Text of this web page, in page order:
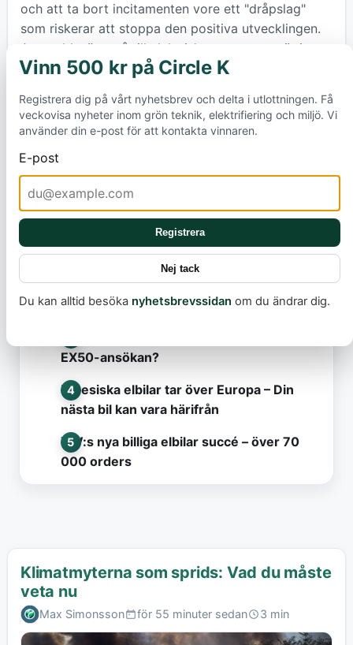
och att ta bort incitamenten vore ett "dråpslag"
som riskerar att stoppa den positiva utvecklingen.
Att snabbt övergå till elektriska transporter är inte
bara en fråga om bekvämlighet, utan en nödvändig
Mest lästa
Model Y Standard släpps i Sverige
Det här missar nästan alla i debatten om
elbilsbränder
EX50-ansökan?
Kinesiska elbilar tar över Europa – Din
nästa bil kan vara härifrån
VW:s nya billiga elbilar succé – över 70
000 orders
Klimatmyterna som sprids: Vad du måste
veta nu
Max Simonsson för 55 minuter sedan 3 min
Vinn 500 kr på Circle K
Registrera dig på vårt nyhetsbrev och delta i utlottningen. Få
veckovisa nyheter inom grön teknik, elektrifiering och miljö. Vi
använder din e-post för att kontakta vinnaren.
E-post
Registrera
Nej tack
Du kan alltid besöka nyhetsbrevssidan om du ändrar dig.